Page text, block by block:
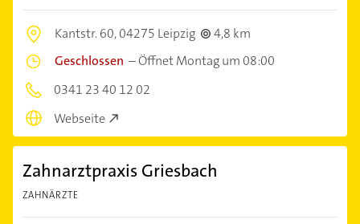
Kantstr. 60,04275 Leipzig
4,8 km
Geschlossen –Öffnet Montag um 08:00
0341 23 40 12 02
Webseite
Zahnarztpraxis Griesbach
ZAHNÄRZTE